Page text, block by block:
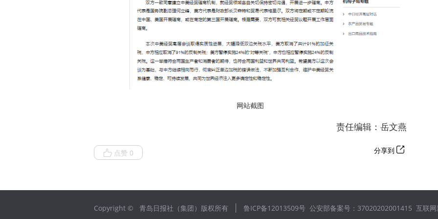
网站截图
责任编辑：岳文燕
点赞 0 分享到
Copyright © 青岛日报社（集团）版权所有 鲁ICP备12013509号 公安部备案号：37020202001415 互联